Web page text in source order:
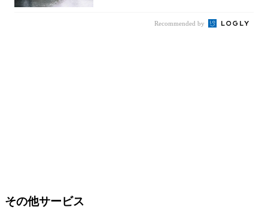
Recommended by
その他サービス